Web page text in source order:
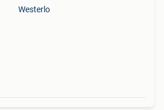
Westerlo